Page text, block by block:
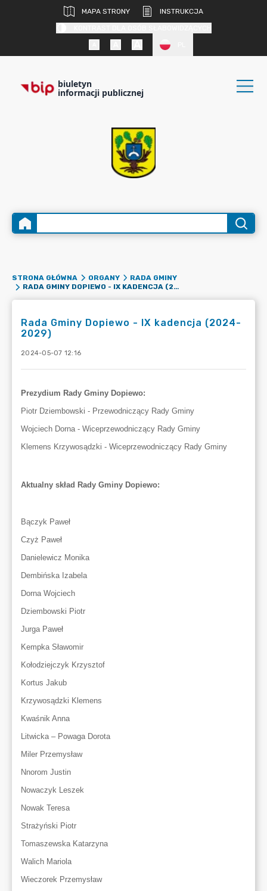
MAPA STRONY
INSTRUKCJA
biuletyn
informacji publicznej
STRONA GŁÓWNA ORGANY
RADA GMINY
RADA GMINY DOPIEWO - IX KADENCJA (2024-2029)
Rada Gminy Dopiewo - IX kadencja (2024-
2029)
2024-05-07 12:16